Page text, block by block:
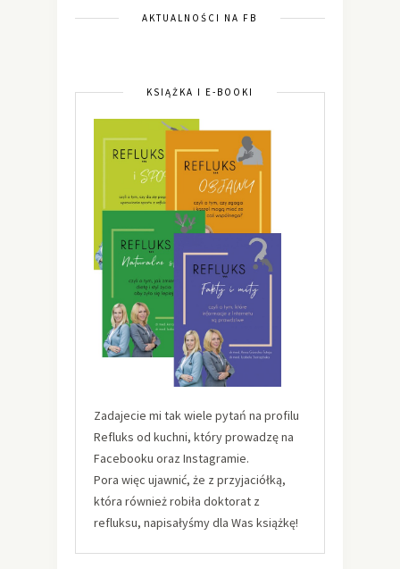
AKTUALNOŚCI NA FB
KSIĄŻKA I E-BOOKI
Zadajecie mi tak wiele pytań na profilu
Refluks od kuchni, który prowadzę na
Facebooku oraz Instagramie.
Pora więc ujawnić, że z przyjaciółką,
która również robiła doktorat z
refluksu, napisałyśmy dla Was książkę!